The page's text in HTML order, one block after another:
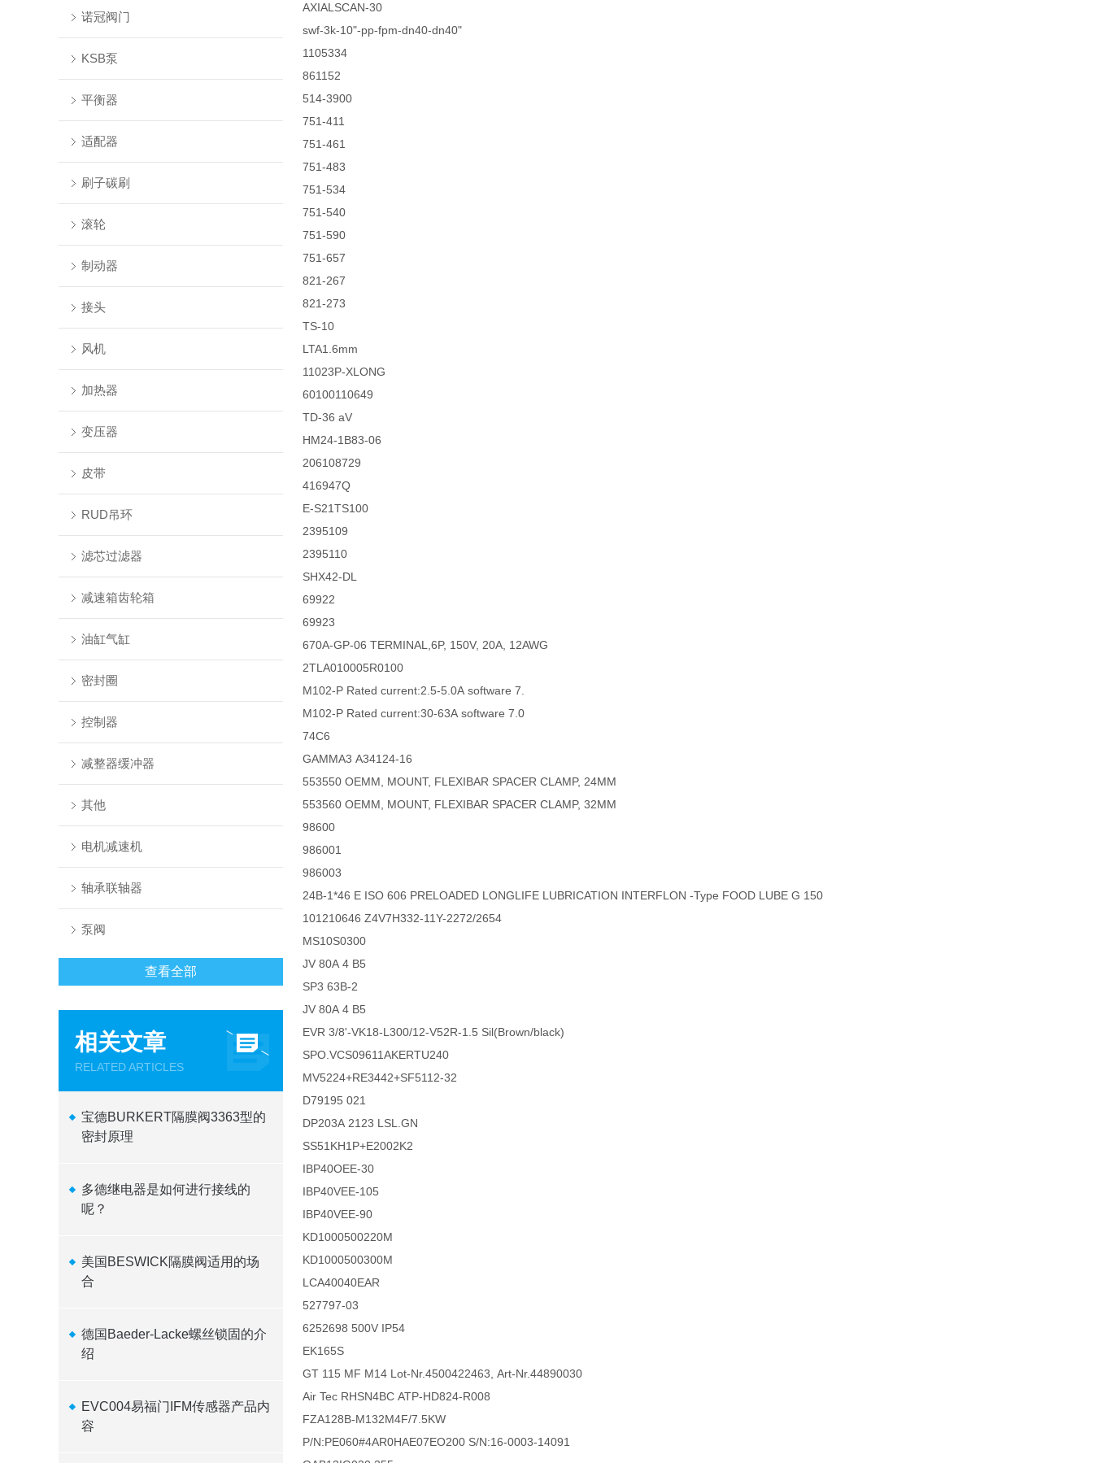
诺冠阀门
KSB泵
平衡器
适配器
刷子碳刷
滚轮
制动器
接头
风机
加热器
变压器
皮带
RUD吊环
滤芯过滤器
减速箱齿轮箱
油缸气缸
密封圈
控制器
减整器缓冲器
其他
电机减速机
轴承联轴器
泵阀
查看全部
相关文章
RELATED ARTICLES
宝德BURKERT隔膜阀3363型的
密封原理
多德继电器是如何进行接线的
呢？
美国BESWICK隔膜阀适用的场
合
德国Baeder-Lacke螺丝锁固的介
绍
EVC004易福门IFM传感器产品内
容
AXIALSCAN-30
swf-3k-10"-pp-fpm-dn40-dn40"
1105334
861152
514-3900
751-411
751-461
751-483
751-534
751-540
751-590
751-657
821-267
821-273
TS-10
LTA1.6mm
11023P-XLONG
60100110649
TD-36 aV
HM24-1B83-06
206108729
416947Q
E-S21TS100
2395109
2395110
SHX42-DL
69922
69923
670A-GP-06 TERMINAL,6P, 150V, 20A, 12AWG
2TLA010005R0100
M102-P Rated current:2.5-5.0A software 7.
M102-P Rated current:30-63A software 7.0
74C6
GAMMA3 A34124-16
553550 OEMM, MOUNT, FLEXIBAR SPACER CLAMP, 24MM
553560 OEMM, MOUNT, FLEXIBAR SPACER CLAMP, 32MM
98600
986001
986003
24B-1*46 E ISO 606 PRELOADED LONGLIFE LUBRICATION INTERFLON -Type FOOD LUBE G 150
101210646 Z4V7H332-11Y-2272/2654
MS10S0300
JV 80A 4 B5
SP3 63B-2
JV 80A 4 B5
EVR 3/8'-VK18-L300/12-V52R-1.5 Sil(Brown/black)
SPO.VCS09611AKERTU240
MV5224+RE3442+SF5112-32
D79195 021
DP203A 2123 LSL.GN
SS51KH1P+E2002K2
IBP40OEE-30
IBP40VEE-105
IBP40VEE-90
KD1000500220M
KD1000500300M
LCA40040EAR
527797-03
6252698 500V IP54
EK165S
GT 115 MF M14 Lot-Nr.4500422463, Art-Nr.44890030
Air Tec RHSN4BC ATP-HD824-R008
FZA128B-M132M4F/7.5KW
P/N:PE060#4AR0HAE07EO200 S/N:16-0003-14091